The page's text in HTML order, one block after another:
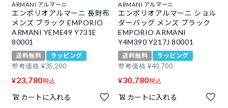
ARMANI アルマーニ
エンポリオアルマーニ 長財布
メンズ ブラック EMPORIO
ARMANI YEME49 Y731E
80001
送料無料
ラッピング
参考価格 ¥35,200
¥23,780税込
カートに入れる
ARMANI アルマーニ
エンポリオアルマーニ ショル
ダーバッグ メンズ ブラック
EMPORIO ARMANI
Y4M390 Y217J 80001
送料無料
ラッピング
参考価格 ¥40,700
¥30,780税込
カートに入れる